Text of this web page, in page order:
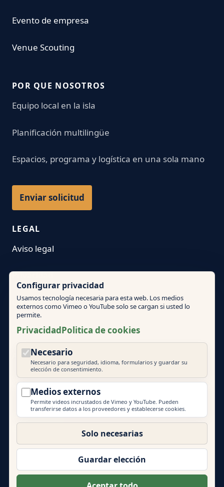
Evento de empresa
Venue Scouting
POR QUE NOSOTROS
Equipo local en la isla
Planificación multilingüe
Espacios, programa y logística en una sola mano
Enviar solicitud
LEGAL
Aviso legal
Privacidad
Condiciones
Politica de cookies
Ajustes de cookies
© 2026 Mallorca Teambuilding
Mas marcas de Event Prime GmbH:
Eventlocations Hamburg
Eventagentur Hamburg
Configurar privacidad
Usamos tecnología necesaria para esta web. Los medios
externos como Vimeo o YouTube solo se cargan si usted lo
permite.
PrivacidadPolitica de cookies
Necesario
Necesario para seguridad, idioma, formularios y guardar su
elección de consentimiento.
Medios externos
Permite videos incrustados de Vimeo y YouTube. Pueden
transferirse datos a los proveedores y establecerse cookies.
Solo necesarias
Guardar elección